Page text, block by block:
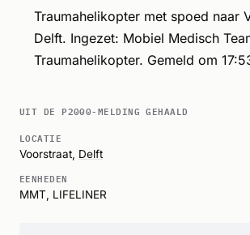
Traumahelikopter met spoed naar
Delft. Ingezet: Mobiel Medisch
Traumahelikopter. Gemeld om
UIT DE P2000-MELDING GEHAALD
LOCATIE
Voorstraat, Delft
EENHEDEN
MMT, LIFELINER